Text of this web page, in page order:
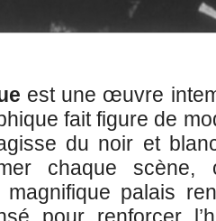
est une œuvre
fait figure de
du noir et
chaque
palais
pour renforcer